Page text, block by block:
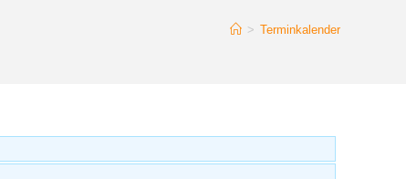
> Terminkalender